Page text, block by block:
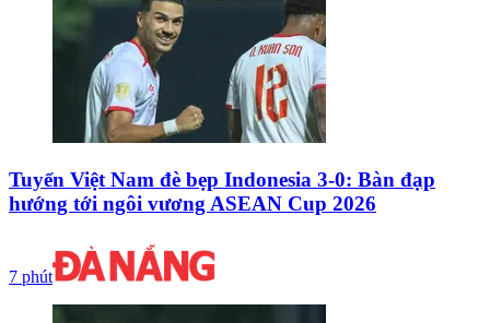
Tuyển Việt Nam đè bẹp Indonesia 3-0: Bàn đạp
hướng tới ngôi vương ASEAN Cup 2026
7 phút